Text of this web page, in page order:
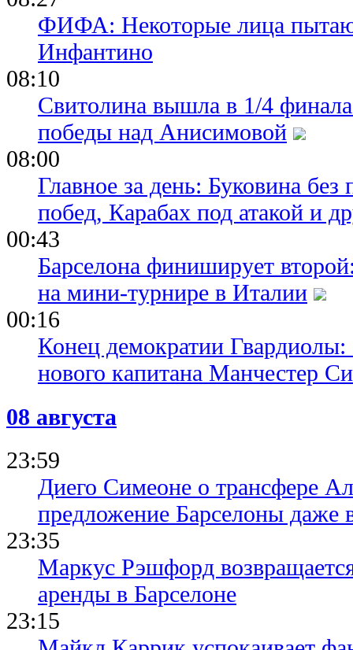
ФИФА: Некоторые лица
Инфантино
08:10
Свитолина вышла в 1/4
победы над Анисимовой
08:00
Главное за день: Буковина
побед, Карабах под атакой и
00:43
Барселона финиширует
на мини-турнире в Италии
00:16
Конец демократии
нового капитана Манчестер
08 августа
23:59
Диего Симеоне о трансфере
предложение Барселоны даже
23:35
Маркус Рэшфорд
аренды в Барселоне
23:15